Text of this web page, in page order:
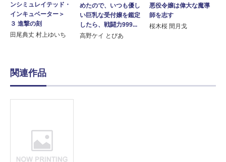
ンシミュレイテッド・
インキュベーター＞
３ 進撃の刻
田尾典丈 村上ゆいち
めたので、いつも優し
い巨乳な受付嬢を鑑定
したら、戦闘力999...
高野ケイ とぴあ
悪役令嬢は偉大な魔導
師を志す
桜木桜 閏月戈
関連作品